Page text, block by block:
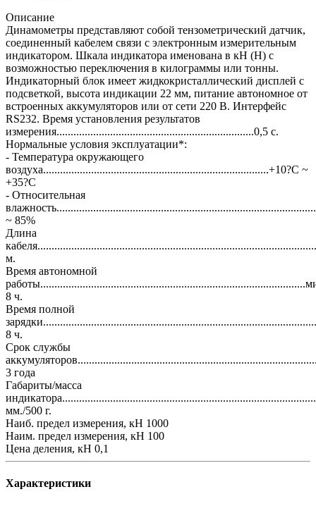
Описание
Динамoметры представляют собой тензометрический датчик,
соединенный кабелем связи с электронным измерительным
индикатором. Шкала индикатора именована в кН (Н) с
возможностью переключения в килограммы или тонны.
Индикаторный блок имеет жидкокристаллический дисплей с
подсветкой, высота индикации 22 мм, питание автономное от
встроенных аккумуляторов или от сети 220 В. Интерфейс
RS232. Время установления результатов
измерения......................................................................0,5 с.
Нормальные условия эксплуатации*:
- Температура окружающего
воздуха................................................................................+10?С ~
+35?С
- Относительная
~ 85%
Длина
м.
Время автономной
8 ч.
Время полной
8 ч.
Срок службы
3 года
Габариты/масса
мм./500 г.
Наиб. предел измерения, кН 1000
Наим. предел измерения, кН 100
Цена деления, кН 0,1
Характеристики